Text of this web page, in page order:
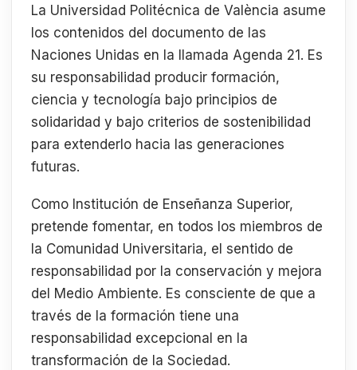
La Universidad Politécnica de València asume
los contenidos del documento de las
Naciones Unidas en la llamada Agenda 21. Es
su responsabilidad producir formación,
ciencia y tecnología bajo principios de
solidaridad y bajo criterios de sostenibilidad
para extenderlo hacia las generaciones
futuras.
Como Institución de Enseñanza Superior,
pretende fomentar, en todos los miembros de
la Comunidad Universitaria, el sentido de
responsabilidad por la conservación y mejora
del Medio Ambiente. Es consciente de que a
través de la formación tiene una
responsabilidad excepcional en la
transformación de la Sociedad.